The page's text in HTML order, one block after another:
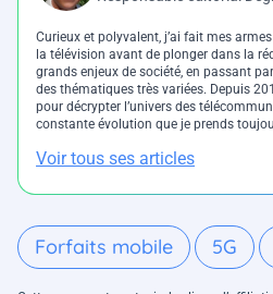
Curieux et polyvalent, j’ai fait mes
la télévision avant de plonger dans la
grands enjeux de société, en passant
des thématiques très variées. Depuis
pour décrypter l’univers des
constante évolution que je prends
Voir tous ses articles
Forfaits mobile 5G